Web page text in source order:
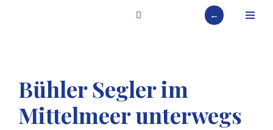
←
Bühler Segler im
Mittelmeer unterwegs